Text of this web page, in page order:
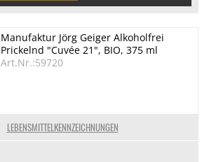
LEBENSMITTELKENNZEICHNUNGEN
Manufaktur Jörg Geiger Alkoholfrei
Prickelnd "Cuvée 21", BIO, 375 ml
Art.Nr.:59720